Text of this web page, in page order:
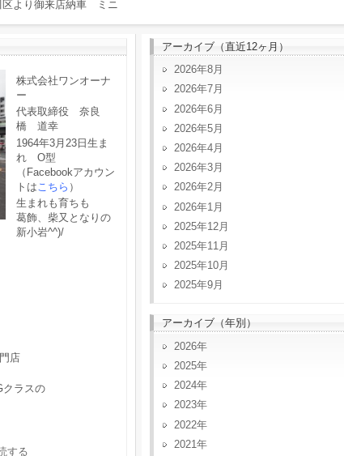
区より御来店納車 ミニ
株式会社ワンオーナ
ー
代表取締役 奈良
橋 道幸
1964年3月23日生ま
れ O型
（Facebookアカウン
トは こちら ）
生まれも育ちも
葛飾、柴又となりの
新小岩^^)/
店
クラスの
アーカイブ（直近12ヶ月）
2026年8月
2026年7月
2026年6月
2026年5月
2026年4月
2026年3月
2026年2月
2026年1月
2025年12月
2025年11月
2025年10月
2025年9月
アーカイブ（年別）
2026
2025
2024
2023
2022
2021